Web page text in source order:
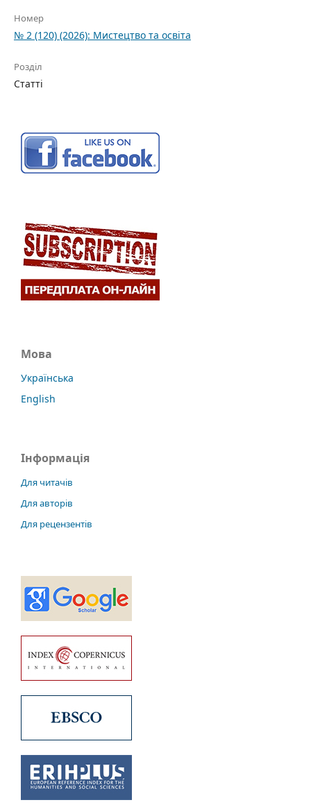
Номер
№ 2 (120) (2026): Мистецтво та освіта
Розділ
Статті
Мова
Українська
English
Інформація
Для читачів
Для авторів
Для рецензентів